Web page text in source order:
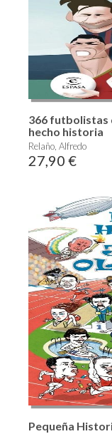
366 futbolistas
hecho historia
Relaño, Alfredo
27,90 €
Pequeña